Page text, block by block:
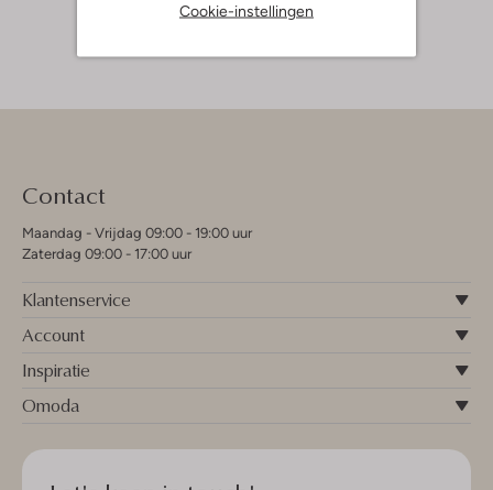
Cookie-instellingen
Contact
Maandag - Vrijdag 09:00 - 19:00 uur
Zaterdag 09:00 - 17:00 uur
Klantenservice
Account
Inspiratie
Omoda